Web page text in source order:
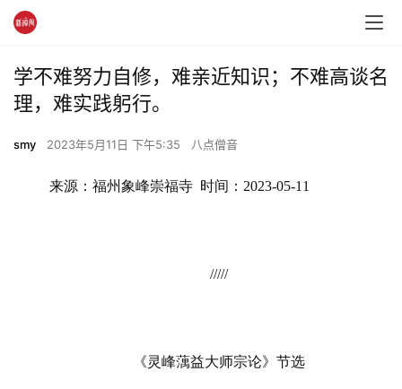
学不难努力自修，难亲近知识；不难高谈名
理，难实践躬行。
smy 2023年5月11日 下午5:35 八点僧音
来源：福州象峰崇福寺  时间：2023-05-11
/////
《灵峰蕅益大师宗论》节选